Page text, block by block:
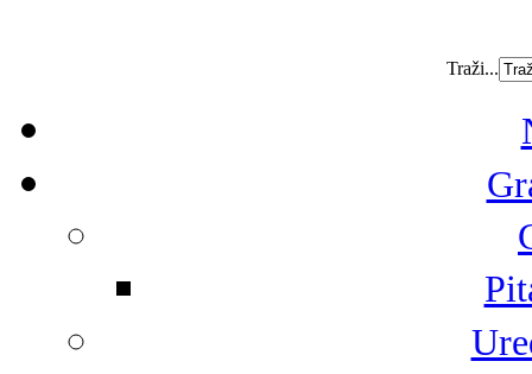
Traži...